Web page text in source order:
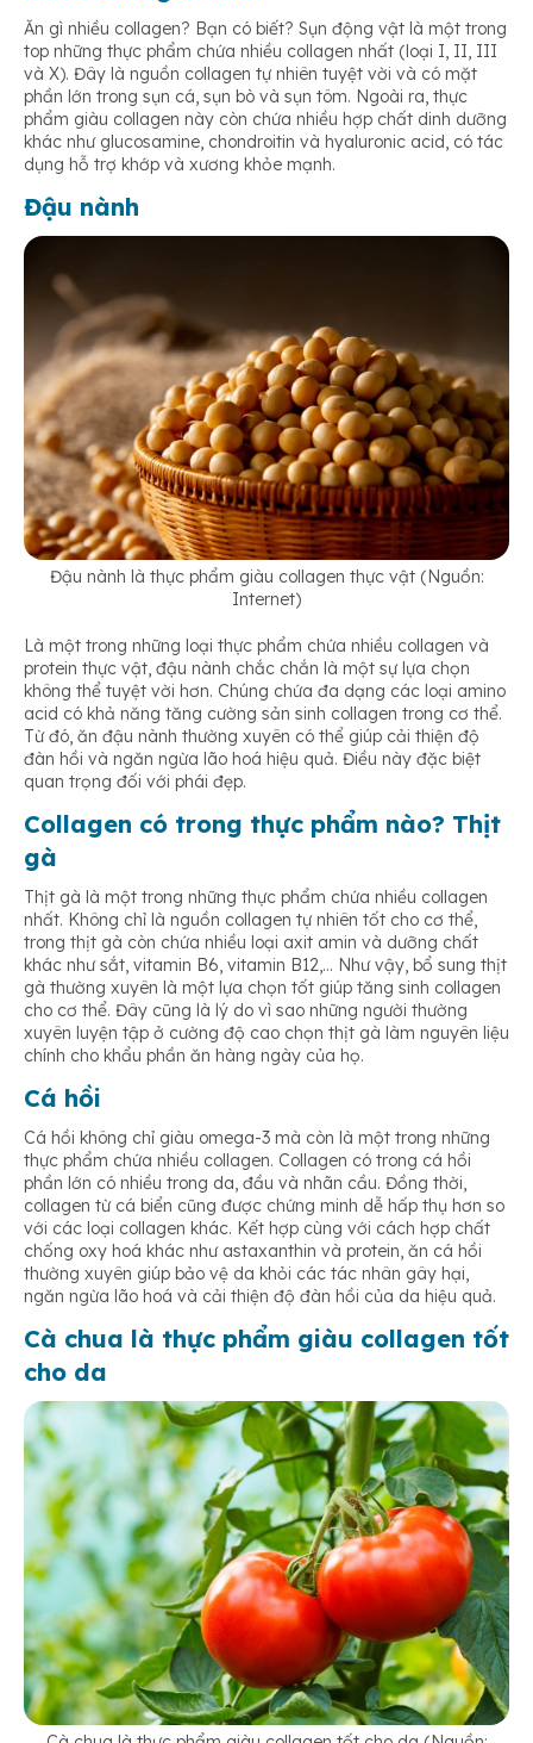
Ăn gì nhiều collagen? Bạn có biết? Sụn động vật là một trong
top những thực phẩm chứa nhiều collagen nhất (loại I, II, III
và X). Đây là nguồn collagen tự nhiên tuyệt vời và có mặt
phần lớn trong sụn cá, sụn bò và sụn tôm. Ngoài ra, thực
phẩm giàu collagen này còn chứa nhiều hợp chất dinh dưỡng
khác như glucosamine, chondroitin và hyaluronic acid, có tác
dụng hỗ trợ khớp và xương khỏe mạnh.
Đậu nành
Đậu nành là thực phẩm giàu collagen thực vật (Nguồn:
Internet)
Là một trong những loại thực phẩm chứa nhiều collagen và
protein thực vật, đậu nành chắc chắn là một sự lựa chọn
không thể tuyệt vời hơn. Chúng chứa đa dạng các loại amino
acid có khả năng tăng cường sản sinh collagen trong cơ thể.
Từ đó, ăn đậu nành thường xuyên có thể giúp cải thiện độ
đàn hồi và ngăn ngừa lão hoá hiệu quả. Điều này đặc biệt
quan trọng đối với phái đẹp.
Collagen có trong thực phẩm nào? Thịt
gà
Thịt gà là một trong những thực phẩm chứa nhiều collagen
nhất. Không chỉ là nguồn collagen tự nhiên tốt cho cơ thể,
trong thịt gà còn chứa nhiều loại axit amin và dưỡng chất
khác như sắt, vitamin B6, vitamin B12,… Như vậy, bổ sung thịt
gà thường xuyên là một lựa chọn tốt giúp tăng sinh collagen
cho cơ thể. Đây cũng là lý do vì sao những người thường
xuyên luyện tập ở cường độ cao chọn thịt gà làm nguyên liệu
chính cho khẩu phần ăn hàng ngày của họ.
Cá hồi
Cá hồi không chỉ giàu omega-3 mà còn là một trong những
thực phẩm chứa nhiều collagen. Collagen có trong cá hồi
phần lớn có nhiều trong da, đầu và nhãn cầu. Đồng thời,
collagen từ cá biển cũng được chứng minh dễ hấp thụ hơn so
với các loại collagen khác. Kết hợp cùng với cách hợp chất
chống oxy hoá khác như astaxanthin và protein, ăn cá hồi
thường xuyên giúp bảo vệ da khỏi các tác nhân gây hại,
ngăn ngừa lão hoá và cải thiện độ đàn hồi của da hiệu quả.
Cà chua là thực phẩm giàu collagen tốt
cho da